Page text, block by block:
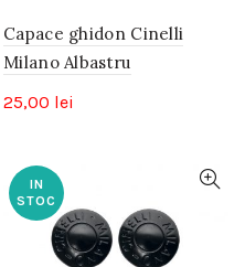
Capace ghidon Cinelli
Milano Albastru
25,00 lei
IN
STOC